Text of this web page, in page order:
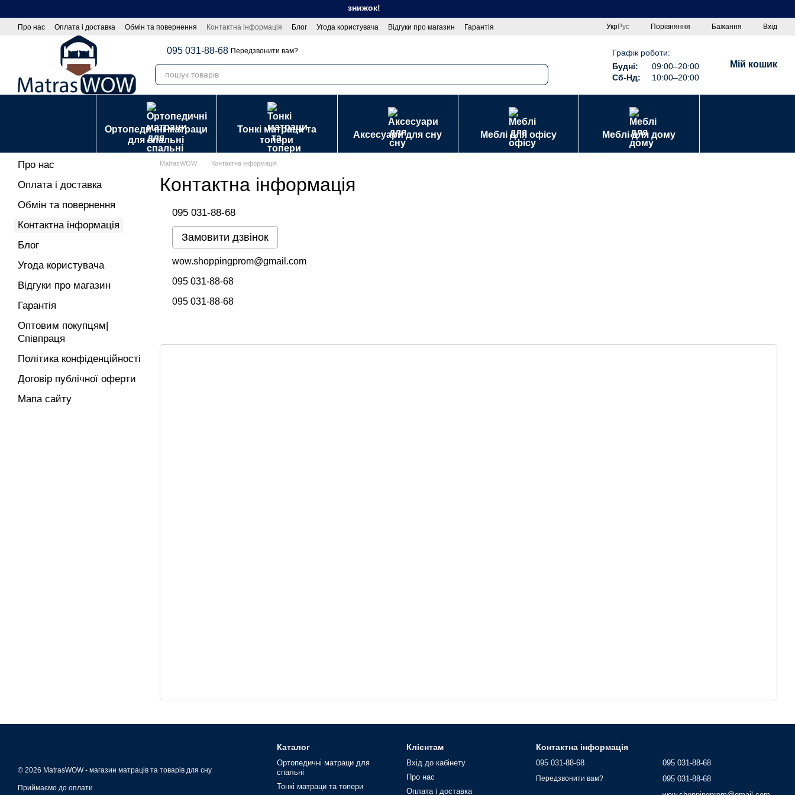
Сезон спекотних знижок!
Про нас Оплата і доставка Обмін та повернення Контактна інформація Блог Угода користувача Відгуки про магазин
Гарантія
Оптовим покупцям|Співпраця
УкрРус Порівняння Бажання Вхід
095 031-88-68 Передзвонити вам?
Графік роботи:
Будні:
09:00–20:00
Сб-Нд:
10:00–20:00
Мій кошик
Ортопедичні матраци
для спальні
Тонкі матраци та
топери
Аксесуари для сну Меблі для офісу Меблі для дому
MatrasWOW Контактна інформація
Контактна інформація
095 031-88-68
Замовити дзвінок
wow.shoppingprom@gmail.com
095 031-88-68
095 031-88-68
Про нас
Оплата і доставка
Обмін та повернення
Контактна інформація
Блог
Угода користувача
Відгуки про магазин
Гарантія
Оптовим покупцям|
Співпраця
Політика конфіденційності
Договір публічної оферти
Мапа сайту
© 2026 MatrasWOW - магазин матраців та товарів для сну
Приймаємо до оплати
Каталог
Ортопедичні матраци для
спальні
Тонкі матраци та топери
Клієнтам
Вхід до кабінету
Про нас
Оплата і доставка
Контактна інформація
095 031-88-68
Передзвонити вам?
095 031-88-68
095 031-88-68